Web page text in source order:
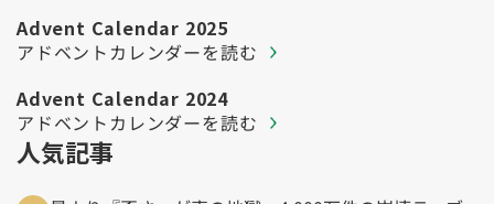
Advent Calendar 2025
アドベントカレンダーを読む
Advent Calendar 2024
アドベントカレンダーを読む
人気記事